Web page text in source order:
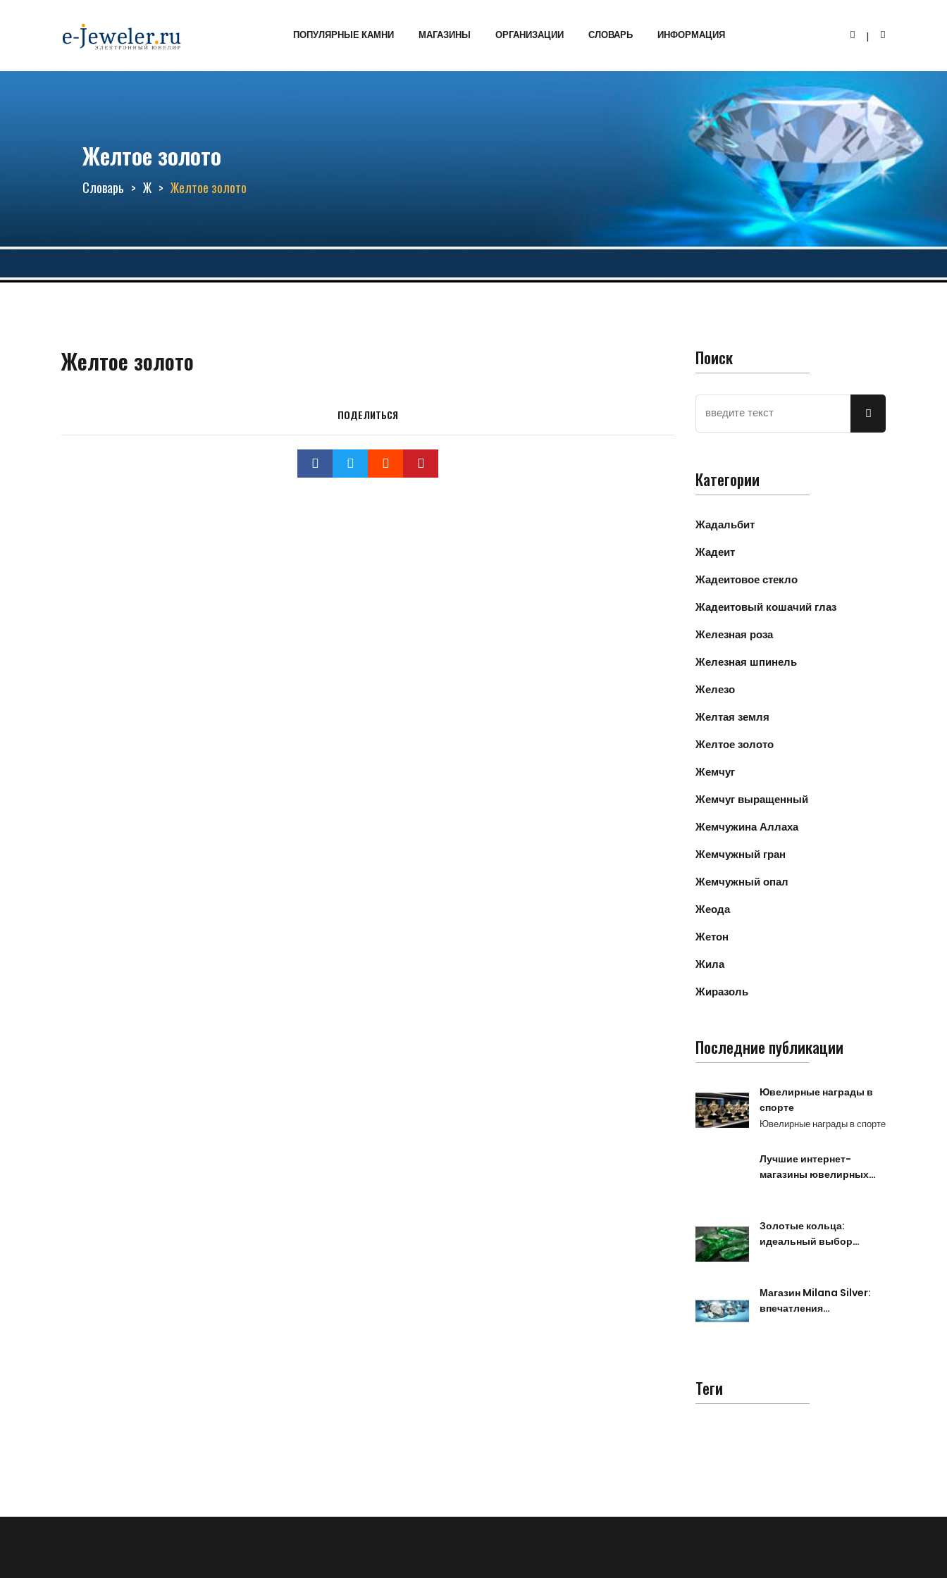
ПОПУЛЯРНЫЕ КАМНИ МАГАЗИНЫ ОРГАНИЗАЦИИ СЛОВАРЬ ИНФОРМАЦИЯ
Желтое золото
Словарь Ж Желтое золото
Желтое золото
ПОДЕЛИТЬСЯ
Поиск
Категории
Жадальбит
Жадеит
Жадеитовое стекло
Жадеитовый кошачий глаз
Железная роза
Железная шпинель
Железо
Желтая земля
Желтое золото
Жемчуг
Жемчуг выращенный
Жемчужина Аллаха
Жемчужный гран
Жемчужный опал
Жеода
Жетон
Жила
Жиразоль
Последние публикации
Ювелирные награды в
спорте
Ювелирные награды в спорте
Лучшие интернет-
магазины ювелирных…
Золотые кольца:
идеальный выбор…
Магазин Milana Silver:
впечатления…
Теги